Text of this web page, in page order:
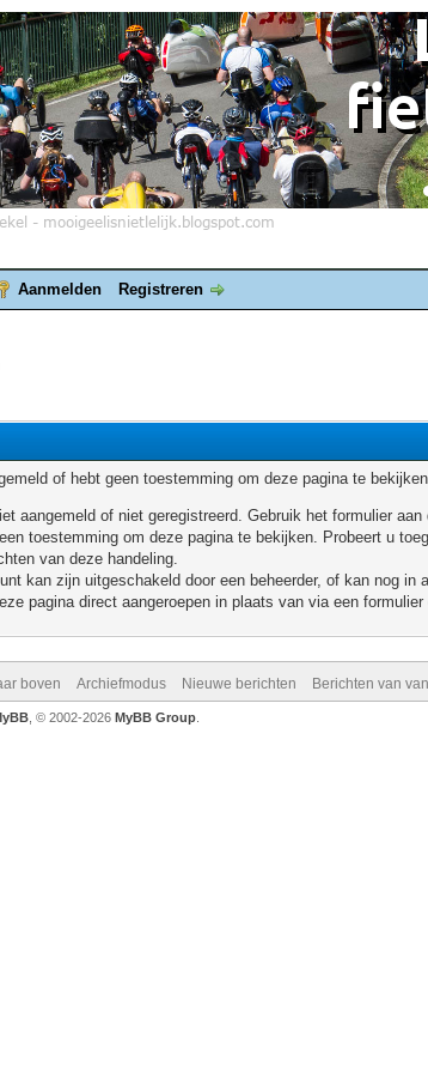
Aanmelden Registreren
of hebt geen toestemming om deze pagina te
aangemeld of niet geregistreerd. Gebruik het formulier
toestemming om deze pagina te bekijken. Probeert u
van deze handeling.
kan zijn uitgeschakeld door een beheerder, of kan nog in
pagina direct aangeroepen in plaats van via een formulier
boven Archiefmodus Nieuwe berichten Berichten van
, © 2002-2026 MyBB Group.